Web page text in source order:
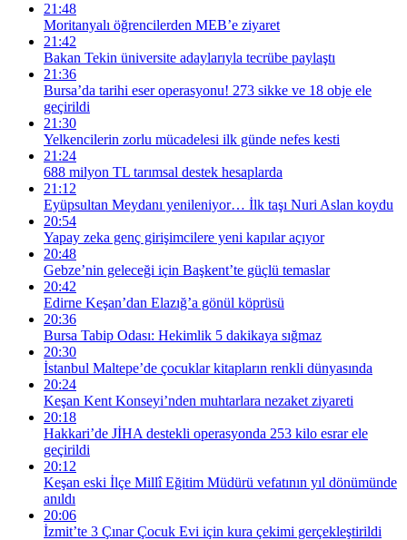
21:48
Moritanyalı öğrencilerden MEB’e ziyaret
21:42
Bakan Tekin üniversite adaylarıyla tecrübe paylaştı
21:36
Bursa’da tarihi eser operasyonu! 273 sikke ve 18 obje ele
geçirildi
21:30
Yelkencilerin zorlu mücadelesi ilk günde nefes kesti
21:24
688 milyon TL tarımsal destek hesaplarda
21:12
Eyüpsultan Meydanı yenileniyor… İlk taşı Nuri Aslan koydu
20:54
Yapay zeka genç girişimcilere yeni kapılar açıyor
20:48
Gebze’nin geleceği için Başkent’te güçlü temaslar
20:42
Edirne Keşan’dan Elazığ’a gönül köprüsü
20:36
Bursa Tabip Odası: Hekimlik 5 dakikaya sığmaz
20:30
İstanbul Maltepe’de çocuklar kitapların renkli dünyasında
20:24
Keşan Kent Konseyi’nden muhtarlara nezaket ziyareti
20:18
Hakkari’de JİHA destekli operasyonda 253 kilo esrar ele
geçirildi
20:12
Keşan eski İlçe Millî Eğitim Müdürü vefatının yıl dönümünde
anıldı
20:06
İzmit’te 3 Çınar Çocuk Evi için kura çekimi gerçekleştirildi